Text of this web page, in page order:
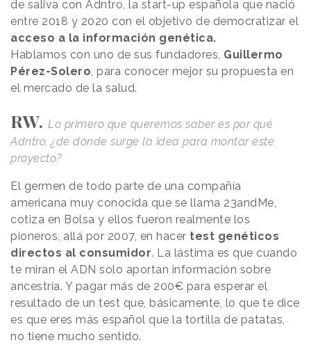
de saliva con Adntro, la start-up española que nació
entre 2018 y 2020 con el objetivo de democratizar el
acceso a la información genética.
Hablamos con uno de sus fundadores, Guillermo
Pérez-Solero , para conocer mejor su propuesta en
el mercado de la salud.
RW. Lo primero que queremos saber es por qué
Adntro, ¿de dónde surge la idea para montar este
proyecto?
El germen de todo parte de una compañía
americana muy conocida que se llama 23andMe,
cotiza en Bolsa y ellos fueron realmente los
pioneros, allá por 2007, en hacer test genéticos
directos al consumidor. La lástima es que cuando
te miran el ADN solo aportan información sobre
ancestría. Y pagar más de 200€ para esperar el
resultado de un test que, básicamente, lo que te dice
es que eres más español que la tortilla de patatas,
no tiene mucho sentido.